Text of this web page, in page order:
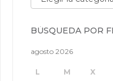
BÚSQUEDA POR
agosto 2026
L M X